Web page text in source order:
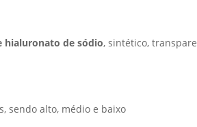
hialuronato de sódio, sintético,
sendo alto, médio e baixo